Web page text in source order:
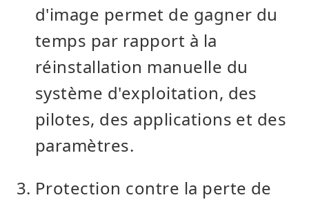
d'image permet de gagner du
temps par rapport à la
réinstallation manuelle du
système d'exploitation, des
pilotes, des applications et des
paramètres.
Protection contre la perte de